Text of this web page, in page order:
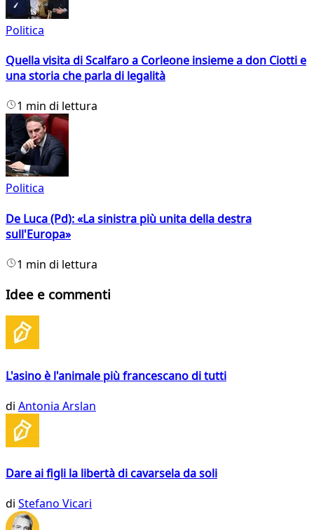
Politica
Quella visita di Scalfaro a Corleone insieme a don Ciotti e
una storia che parla di legalità
1 min di lettura
Politica
De Luca (Pd): «La sinistra più unita della destra
sull'Europa»
1 min di lettura
Idee e commenti
L'asino è l'animale più francescano di tutti
di Antonia Arslan
Dare ai figli la libertà di cavarsela da soli
di Stefano Vicari